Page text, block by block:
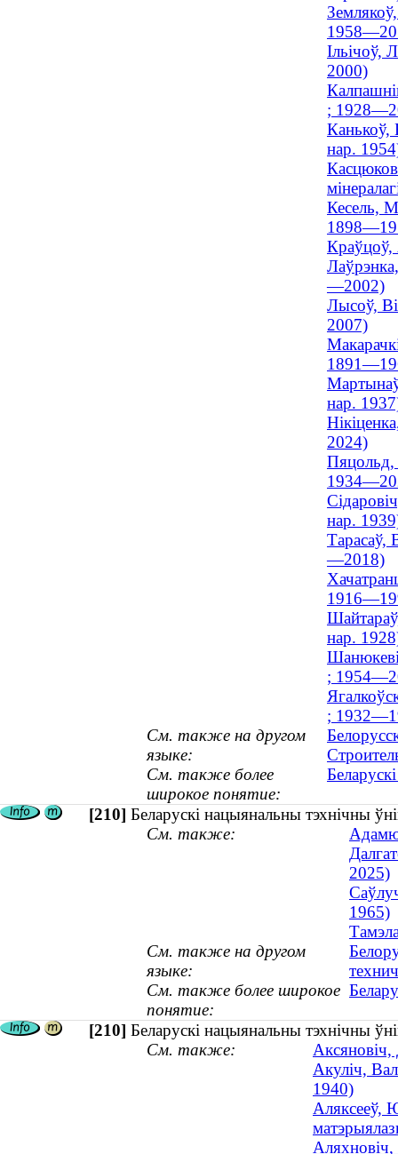
Ільічоў,
2000)
;
Канькоў,
нар.
Кесель,
Краўцоў,
—2002)
Лысоў,
2007)
нар.
2024)
Пяцольд,
нар.
Тарасаў,
—2018)
нар.
;
;
См. также на другом
языке:
См. также более
широкое понятие:
[210] Беларускі нацыянальны тэхнічны
См. также:
2025)
1965)
См. также на другом
языке:
См. также более широкое
понятие:
[210] Беларускі нацыянальны тэхнічны
См. также:
Акуліч,
1940)
Аляксееў,
Аляхновіч,